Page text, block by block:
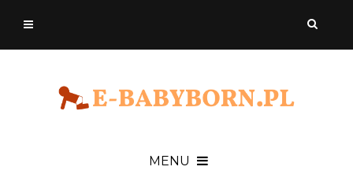
MENU